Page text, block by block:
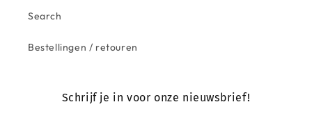
Search
Bestellingen / retouren
Schrijf je in voor onze nieuwsbrief!